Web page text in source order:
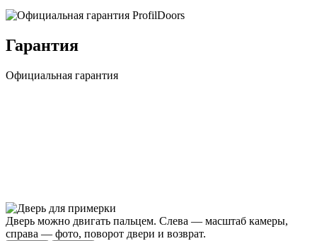
Гарантия
Официальная гарантия
Дверь можно двигать пальцем. Слева — масштаб камеры,
справа — фото, поворот двери и возврат.